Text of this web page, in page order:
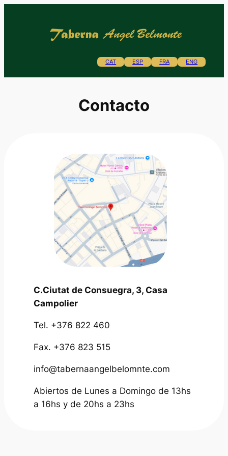
CAT ESP FRA ENG
Contacto
C.Ciutat de Consuegra, 3, Casa
Campolier
Tel. +376 822 460
Fax. +376 823 515
info@tabernaangelbelomnte.com
Abiertos de Lunes a Domingo de 13hs
a 16hs y de 20hs a 23hs